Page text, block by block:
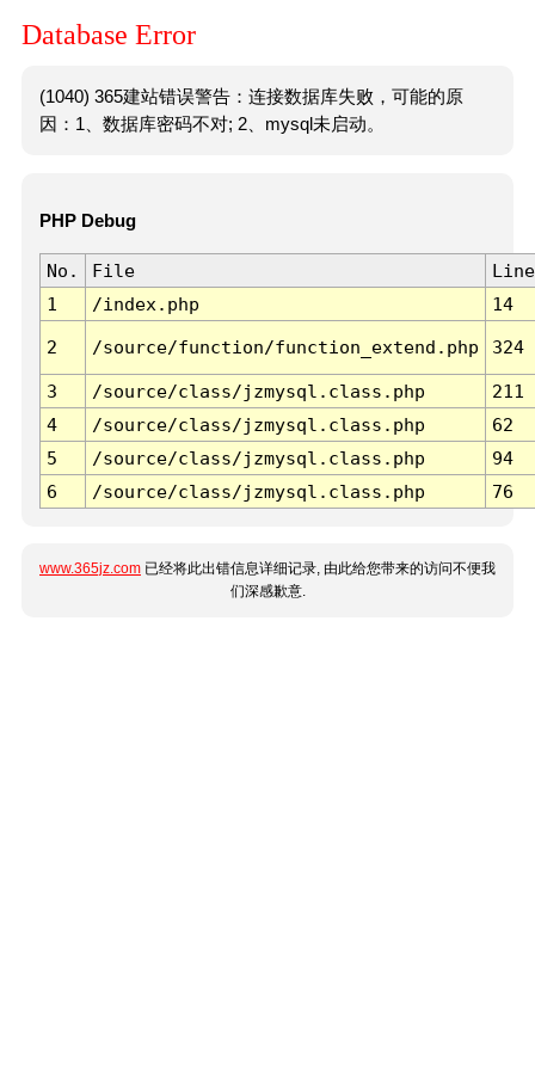
Database Error
(1040) 365建站错误警告：连接数据库失败，可能的原
因：1、数据库密码不对; 2、mysql未启动。
PHP Debug
No. File
Line
1
/index.php 14
2 /source/function/function_extend.php 324
3 /source/class/jzmysql.class.php
211
4
/source/class/jzmysql.class.php
62
5
/source/class/jzmysql.class.php
94
6
/source/class/jzmysql.class.php 76
www.365jz.com 已经将此出错信息详细记录, 由此给您带来的访问不便我
们深感歉意.